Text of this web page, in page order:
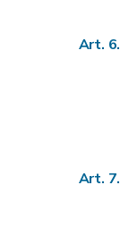
Art. 6.
Art. 7.